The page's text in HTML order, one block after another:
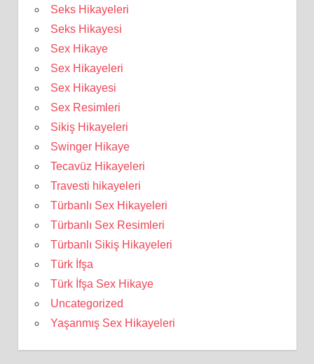
Seks Hikayeleri
Seks Hikayesi
Sex Hikaye
Sex Hikayeleri
Sex Hikayesi
Sex Resimleri
Sikiş Hikayeleri
Swinger Hikaye
Tecavüz Hikayeleri
Travesti hikayeleri
Türbanlı Sex Hikayeleri
Türbanlı Sex Resimleri
Türbanlı Sikiş Hikayeleri
Türk İfşa
Türk İfşa Sex Hikaye
Uncategorized
Yaşanmış Sex Hikayeleri